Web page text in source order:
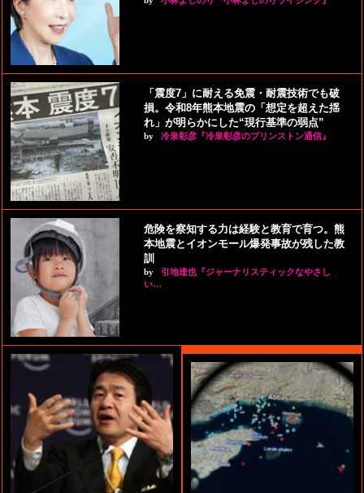
「震度7」に耐える免震・耐震技術でも破
損。令和8年熊本地震の「想定を超えた揺
れ」が明らかにした“現行基準の弱点”
by 冷泉彰彦『冷泉彰彦のプリンストン通信』
危険を察知する力は経験と教育で育つ。熊
本地震とイオンモール爆発事故が残した教
訓
by
引地達也『ジャーナリスティックなやさし
い…